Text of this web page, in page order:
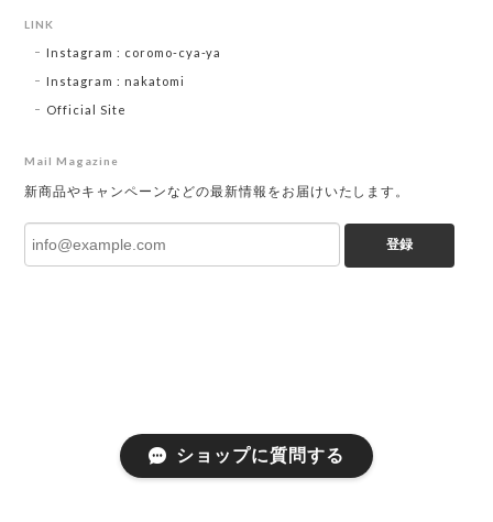
LINK
Instagram : coromo-cya-ya
Instagram : nakatomi
Official Site
Mail Magazine
新商品やキャンペーンなどの最新情報をお届けいたします。
登録
ショップに質問する